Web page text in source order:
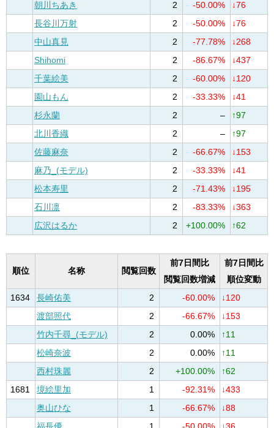
朝川ちあき
2 -50.00%
↓76
長谷川万射
2 -50.00%
↓76
中山真見
2 -77.78%
↓268
Shihomi
2 -86.67%
↓437
千葉絵美
2 -60.00%
↓120
園山もん
2 -33.33%
↓41
杉永蘭
2 –
↑97
北川香織
2 –
↑97
佐藤麻奈
2 -66.67%
↓153
麻乃_(モデル)
2 -33.33%
↓41
松本寿里
2 -71.43%
↓195
石川凛
2 -83.33%
↓363
広沢はるか
2 +100.00% ↑62
順位 名称 閲覧回数
前7日間比
閲覧回数増減
前7日間比
順位変動
1634
長崎佑美 2 -60.00%
↓120
渡部照代
2 -66.67%
↓153
竹内千尋_(モデル)
2 0.00%
↑11
松崎奈波
2 0.00%
↑11
西村珠麗
2 +100.00%
↑62
1681
境絵里加 1 -92.31%
↓433
奥山ひな
1 -66.67%
↓88